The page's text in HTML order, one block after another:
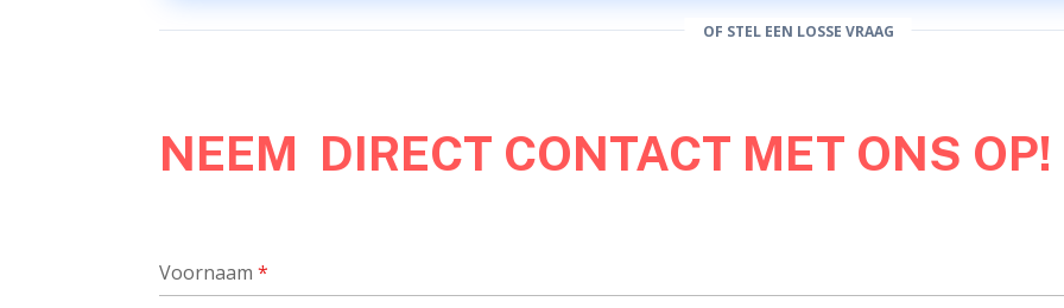
OF STEL EEN LOSSE VRAAG
NEEM DIRECT CONTACT MET ONS OP!
Voornaam*